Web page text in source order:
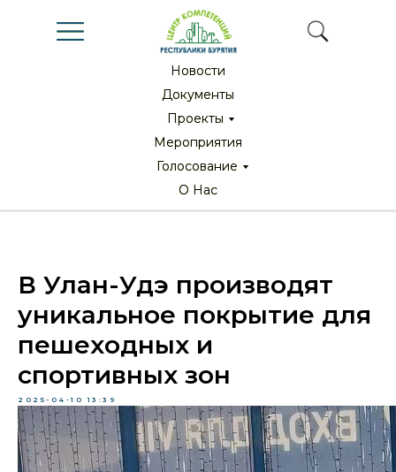
Новости
Новости
Документы
Документы
Мероприятия
Мероприятия
Проекты
Проекты
О Нас
О Нас
Голосование
Голосование
В Улан-Удэ производят
уникальное покрытие для
пешеходных и
спортивных зон
2025-04-10 13:39